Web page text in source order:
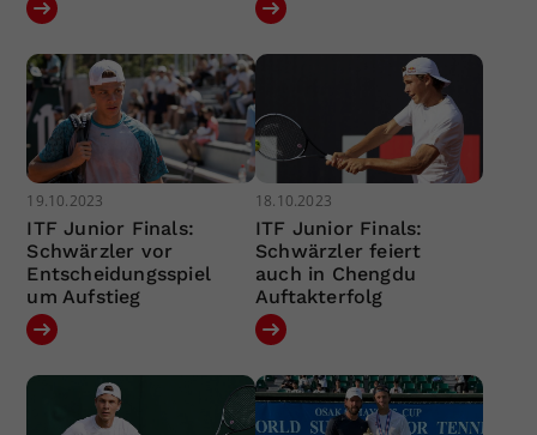
19.10.2023
ITF Junior Finals:
Schwärzler vor
Entscheidungsspiel
um Aufstieg
18.10.2023
ITF Junior Finals:
Schwärzler feiert
auch in Chengdu
Auftakterfolg